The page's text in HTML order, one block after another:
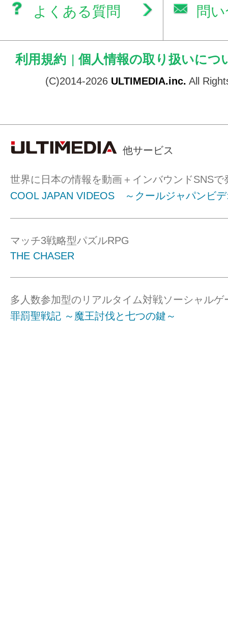
よくある質問 問
利用規約 | 個人情報の取り扱いにつ
(C)2014-2026 ULTIMEDIA.inc. All
他サービス
世界に日本の情報を動画＋インバウンドSNSで
COOL JAPAN VIDEOS ～クールジャパンビ
マッチ3戦略型パズルRPG
THE CHASER
多人数参加型のリアルタイム対戦ソーシャルゲ
罪罰聖戦記 ～魔王討伐と七つの鍵～